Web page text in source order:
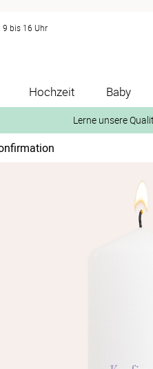
9 bis 16 Uhr
Hochzeit Baby
Lerne unsere
1. Wähle bis zu
2. Aktiviere „kostenlose Musterkarte“